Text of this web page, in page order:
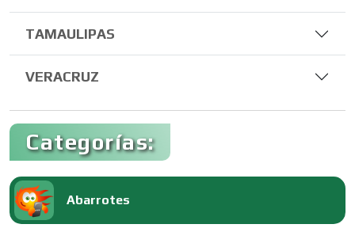
TAMAULIPAS
VERACRUZ
Categorías:
Abarrotes